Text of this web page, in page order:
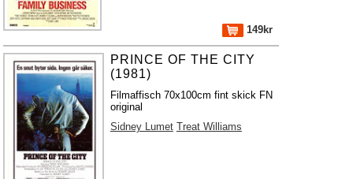
149kr
PRINCE OF THE CITY
(1981)
Filmaffisch 70x100cm fint skick FN
original
Sidney Lumet Treat Williams